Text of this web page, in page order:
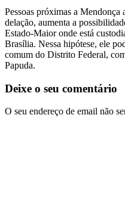
Pessoas próximas a Mendonça
delação, aumenta a
Estado-Maior onde está
Brasília. Nessa hipótese, ele
comum do Distrito Federal,
Papuda.
Deixe o seu comentário
O seu endereço de email não